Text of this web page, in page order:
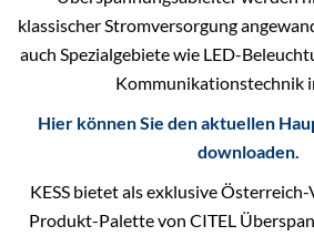
klassischer Stromversorgung
auch Spezialgebiete wie LED-
Kommunikationstechnik
Hier können Sie den aktuellen
downloaden.
KESS bietet als exklusive
Produkt-Palette von CITEL